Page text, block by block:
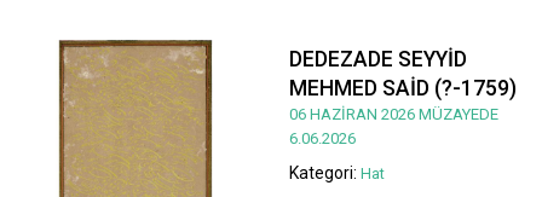
DEDEZADE SEYYİD
MEHMED SAİD (?-1759)
06 HAZİRAN 2026 MÜZAYEDE
6.06.2026
Kategori: Hat